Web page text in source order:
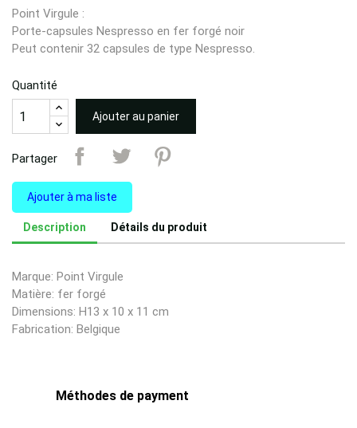
Point Virgule :
Porte-capsules Nespresso en fer forgé noir
Peut contenir 32 capsules de type Nespresso.
Quantité
Ajouter au panier
Partager
Ajouter à ma liste
Description Détails du produit
Marque: Point Virgule
Matière: fer forgé
Dimensions: H13 x 10 x 11 cm
Fabrication: Belgique
Méthodes de payment